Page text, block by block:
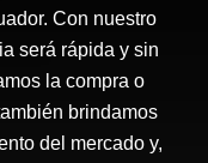
Con nuestro
será rápida y sin
la compra o
brindamos
del mercado y,